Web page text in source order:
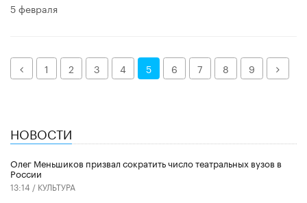
5 февраля
Назад1 2 3 4 5 6 7 8 9 Далее
НОВОСТИ
Олег Меньшиков призвал сократить число театральных вузов в
России
13:14 / КУЛЬТУРА